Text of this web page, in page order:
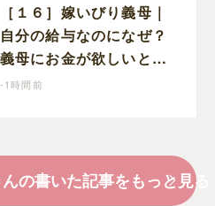
［１６］嫁いびり義母｜
自分の給与なのになぜ？
義母にお金が欲しいと頼
まなければならない状況
-1時間前
の書いた記事をもっと見る